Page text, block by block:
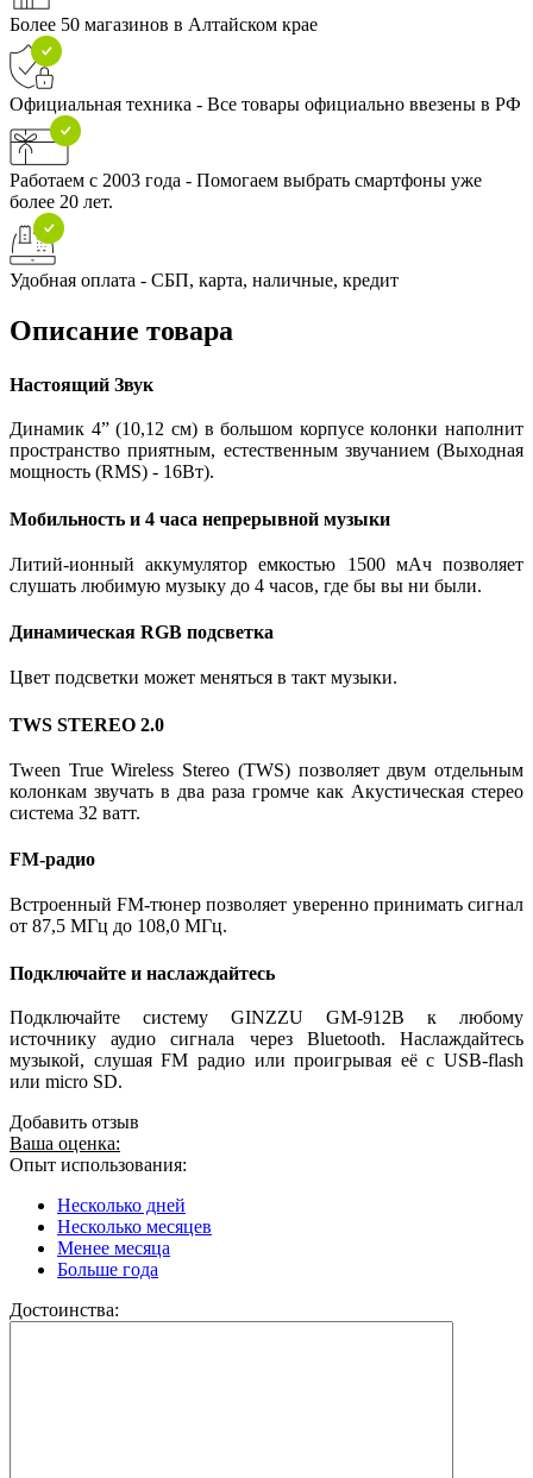
Более 50 магазинов в Алтайском крае
Официальная техника - Все товары официально ввезены в РФ
Работаем с 2003 года - Помогаем выбрать смартфоны уже
более 20 лет.
Удобная оплата - СБП, карта, наличные, кредит
Описание товара
Настоящий Звук
Динамик 4” (10,12 см) в большом корпусе колонки наполнит
пространство приятным, естественным звучанием (Выходная
мощность (RMS) - 16Вт).
Мобильность и 4 часа непрерывной музыки
Литий-ионный аккумулятор емкостью 1500 мАч позволяет
слушать любимую музыку до 4 часов, где бы вы ни были.
Динамическая RGB подсветка
Цвет подсветки может меняться в такт музыки.
TWS STEREO 2.0
Tween True Wireless Stereo (TWS) позволяет двум отдельным
колонкам звучать в два раза громче как Акустическая стерео
система 32 ватт.
FМ-радио
Встроенный FM-тюнер позволяет уверенно принимать сигнал
от 87,5 МГц до 108,0 МГц.
Подключайте и наслаждайтесь
Подключайте систему GINZZU GM-912B к любому
источнику аудио сигнала через Bluetooth. Наслаждайтесь
музыкой, слушая FM радио или проигрывая её с USB-flash
или micro SD.
Добавить отзыв
Ваша оценка:
Опыт использования:
Несколько дней
Несколько месяцев
Менее месяца
Больше года
Достоинства: